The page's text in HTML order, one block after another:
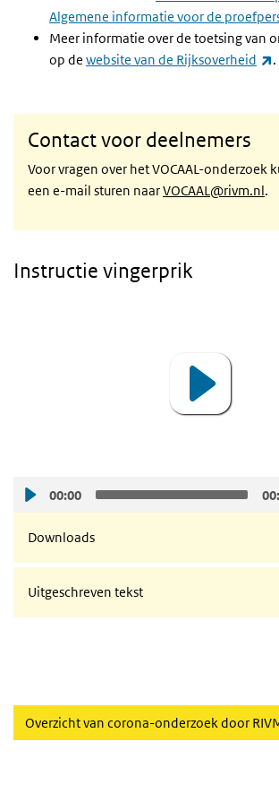
Algemene informatie voor de
Meer informatie over de toetsing van
op de website van de Rijksoverheid .
Contact voor deelnemers
Voor vragen over het VOCAAL-onderzoek
een e-mail sturen naarVOCAAL@rivm.nl.
Instructie vingerprik
00:00
Downloads
Uitgeschreven tekst
Overzicht van corona-onderzoek door